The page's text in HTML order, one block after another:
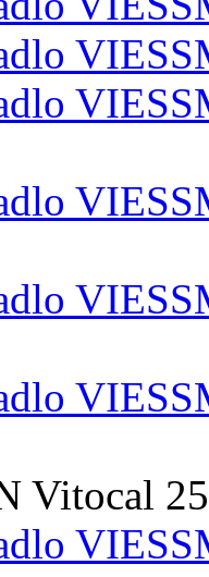
Vitocal